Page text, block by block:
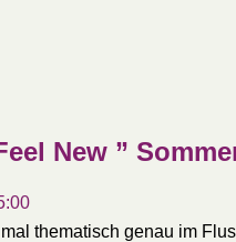
New ”
thematisch genau im